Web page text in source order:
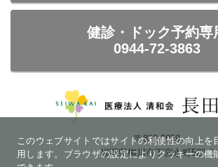
健診・ドック予約専
0944-72-3863
〒832-0059
福岡県柳川市下宮永町523-1
このウェブサイトではサイトの利便性の向上を
用します。ブラウザの設定によりクッキーの機